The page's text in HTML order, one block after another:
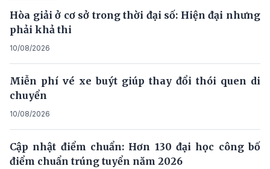
Hòa giải ở cơ sở trong thời đại số: Hiện đại nhưng
phải khả thi
10/08/2026
Miễn phí vé xe buýt giúp thay đổi thói quen di
chuyển
10/08/2026
Cập nhật điểm chuẩn: Hơn 130 đại học công bố
điểm chuẩn trúng tuyển năm 2026